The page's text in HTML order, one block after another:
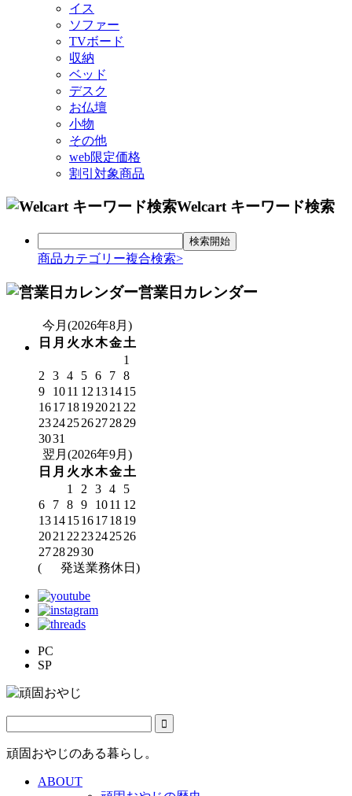
イス
ソファー
TVボード
収納
ベッド
デスク
お仏壇
小物
その他
web限定価格
割引対象商品
Welcart キーワード検索
商品カテゴリー複合検索>
営業日カレンダー
今月(2026年8月)
日 月 火 水木金土
1
2
3 4 5 6 7 8
9
1011 12 131415
161718192021 22
23242526272829
3031
翌月(2026年9月)
日 月 火 水木金土
1
2 3 4
5
6
7 8 9 1011 12
13141516171819
2021 22 23242526
27282930
(
発送業務休日)
PC
SP
頑固おやじのある暮らし。
ABOUT